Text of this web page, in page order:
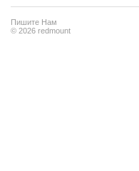
Пишите Нам
© 2026 redmount